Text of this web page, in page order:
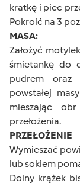
kratkę i piec
Pokroić na 3
MASA:
Założyć
śmietankę do
pudrem oraz
powstałej
mieszając
przełożenia.
PRZEŁOŻENIE
Wymieszać
lub sokiem
Dolny krążek